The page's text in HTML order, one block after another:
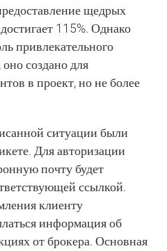
щедрых
115%. Однако
привлекательного
создано для
в проект, но не более
ситуации были
Для авторизации
почту будет
ссылкой.
клиенту
информация об
от брокера. Основная